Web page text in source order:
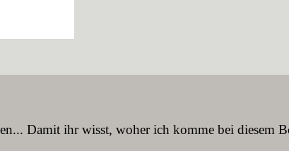
Damit ihr wisst, woher ich komme bei diesem